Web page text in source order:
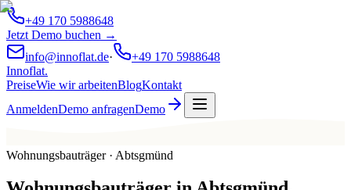
+49 170 5988648
Jetzt Demo buchen →
info@innoflat.de·
+49 170 5988648
Innoflat.
PreiseWie wir arbeitenBlogKontakt
AnmeldenDemo anfragenDemo
Wohnungsbauträger · Abtsgmünd